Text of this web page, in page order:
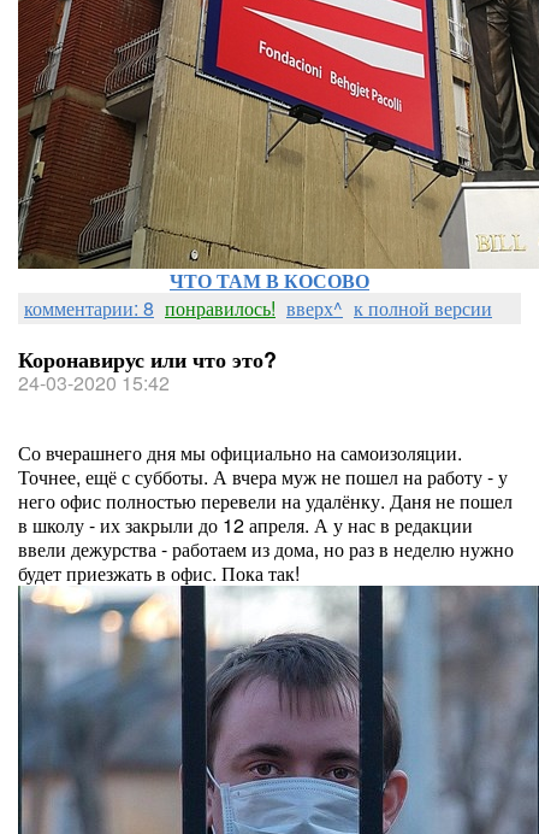
ЧТО ТАМ В КОСОВО
комментарии: 8 понравилось! вверх^ к полной версии
Коронавирус или что это?
24-03-2020 15:42
Со вчерашнего дня мы официально на самоизоляции.
Точнее, ещё с субботы. А вчера муж не пошел на работу - у
него офис полностью перевели на удалёнку. Даня не пошел
в школу - их закрыли до 12 апреля. А у нас в редакции
ввели дежурства - работаем из дома, но раз в неделю нужно
будет приезжать в офис. Пока так!